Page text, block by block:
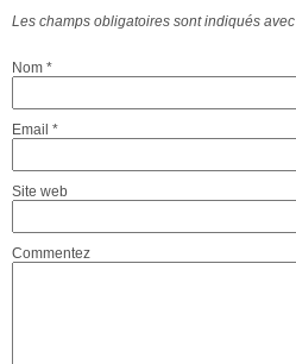
Les champs obligatoires sont indiqués avec
Nom *
Email *
Site web
Commentez